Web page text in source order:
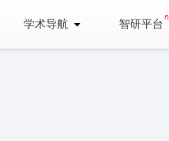
学术导航 智研平台